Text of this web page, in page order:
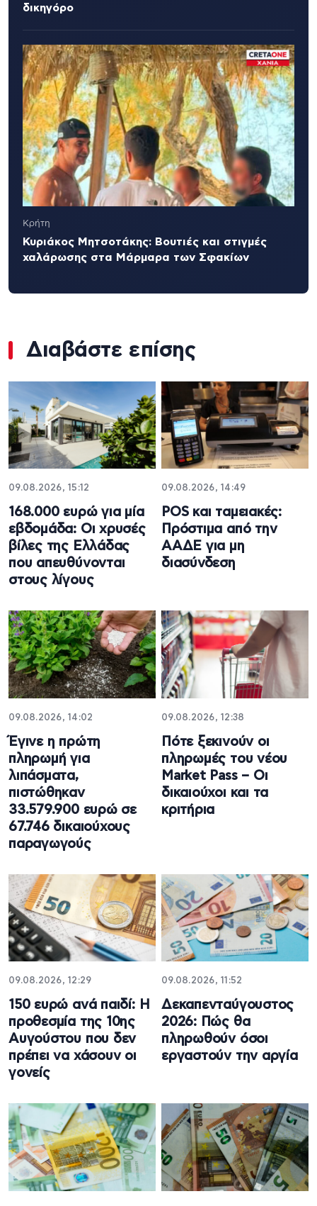
δικηγόρο
Κρήτη
Κυριάκος Μητσοτάκης: Βουτιές και στιγμές
χαλάρωσης στα Μάρμαρα των Σφακίων
Διαβάστε επίσης
09.08.2026, 15:12
168.000 ευρώ για μία
εβδομάδα: Οι χρυσές
βίλες της Ελλάδας
που απευθύνονται
στους λίγους
09.08.2026, 14:49
POS και ταμειακές:
Πρόστιμα από την
ΑΑΔΕ για μη
διασύνδεση
09.08.2026, 14:02
Έγινε η πρώτη
πληρωμή για
λιπάσματα,
πιστώθηκαν
33.579.900 ευρώ σε
67.746 δικαιούχους
παραγωγούς
09.08.2026, 12:38
Πότε ξεκινούν οι
πληρωμές του νέου
Market Pass – Οι
δικαιούχοι και τα
κριτήρια
09.08.2026, 12:29
150 ευρώ ανά παιδί: Η
προθεσμία της 10ης
Αυγούστου που δεν
πρέπει να χάσουν οι
γονείς
09.08.2026, 11:52
Δεκαπενταύγουστος
2026: Πώς θα
πληρωθούν όσοι
εργαστούν την αργία